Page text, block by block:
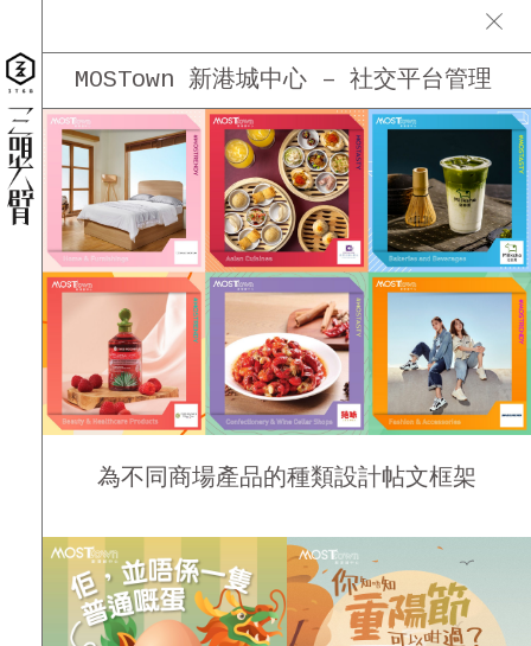
MOSTown 新港城中心 – 社交平台管理
為不同商場產品的種類設計帖文框架